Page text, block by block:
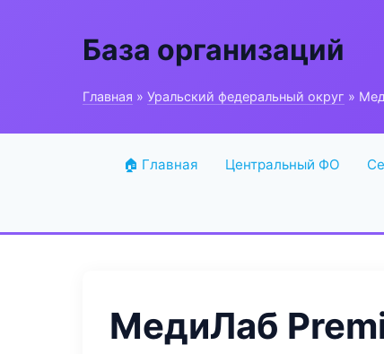
База организаций
Главная » Уральский федеральный округ »
🏠 Главная Центральный ФО
МедиЛаб